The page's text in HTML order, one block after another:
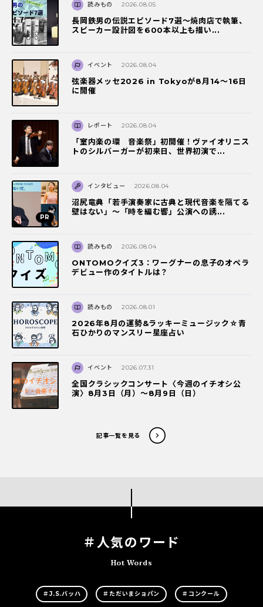
読みもの 2026.08.05
長岡鉄男の伝説エピソード7選〜焼肉店で執筆、
スピーカー設計図を600本以上も描い...
イベント 2026.08.04
弦楽器メッセ2026 in Tokyoが8月14～16日
に開催
レポート 2026.08.04
「室内楽の環 音楽祭」初開催！ヴァイオリニス
トのシルバーガーが初来日、世界初演で...
インタビュー 2026.08.04
沼尻竜典「若手演奏家に古典と現代音楽を隔てる
壁はない」～「時を編む響」公演への誘...
読みもの 2026.08.04
ONTOMOクイズ3：ワーグナーの息子のオペラ
デビュー作のタイトルは？
読みもの 2026.08.01
2026年8月の運勢&ラッキーミュージック☆青
石ひかりのマンスリー星座占い
イベント 2026.07.31
全国クラシックコンサート〈今週のイチオシ公
演〉8月3日（月）～8月9日（日）
記事一覧を見る
＃人気のワード
Hot Words
＃J.S.バッハ ＃ただいまショパン ＃コンクール